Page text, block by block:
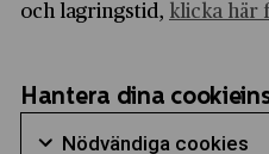
och lagringstid, klicka här
Hantera dina
Nödvändiga cookies